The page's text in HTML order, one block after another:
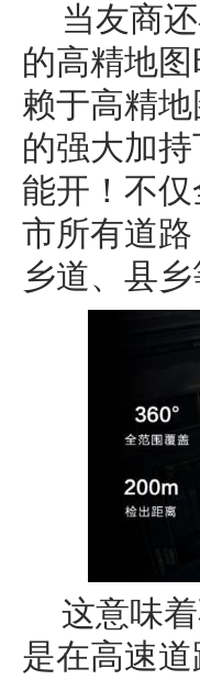
当友商
的高精地
赖于高精
的强大加
能开！不
市所有道
乡道、县
这意味
是在高速